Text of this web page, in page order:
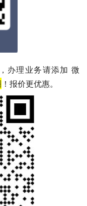
办理业务请添加 微
！报价更优惠。